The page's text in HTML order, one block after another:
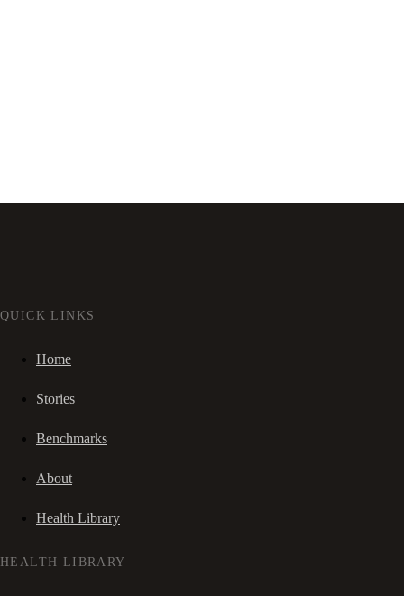
QUICK LINKS
Home
Stories
Benchmarks
About
Health Library
HEALTH LIBRARY